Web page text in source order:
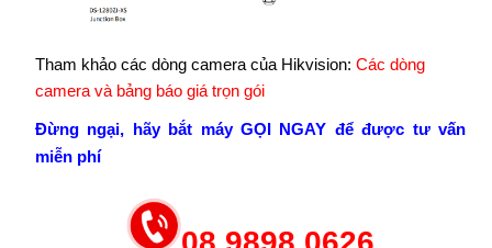
Tham khảo các dòng camera của Hikvision: Các dòng
camera và bảng báo giá trọn gói
Đừng ngại, hãy bắt máy GỌI NGAY để được tư vấn
miễn phí